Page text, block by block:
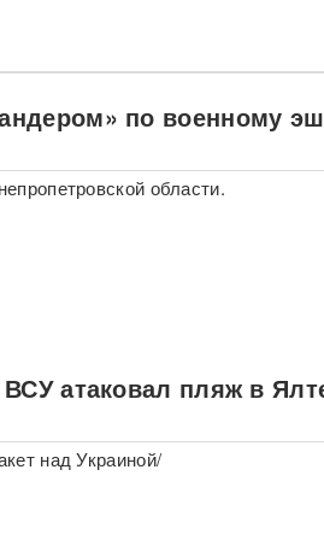
по военному
области.
атаковал пляж в
над Украиной/